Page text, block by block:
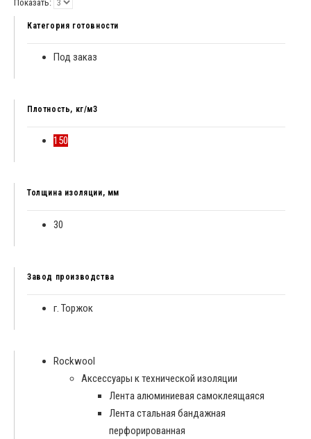
Показать:
Категория готовности
Под заказ
Плотность, кг/м3
150
Толщина изоляции, мм
30
Завод производства
г. Торжок
Rockwool
Аксессуары к технической изоляции
Лента алюминиевая самоклеящаяся
Лента стальная бандажная
перфорированная